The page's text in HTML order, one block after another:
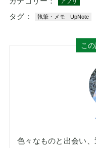
タグ： 執筆・メモ UpNote
こ
色々なものと出会い